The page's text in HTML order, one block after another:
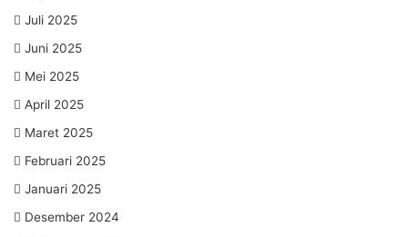
Juli 2025
Juni 2025
Mei 2025
April 2025
Maret 2025
Februari 2025
Januari 2025
Desember 2024